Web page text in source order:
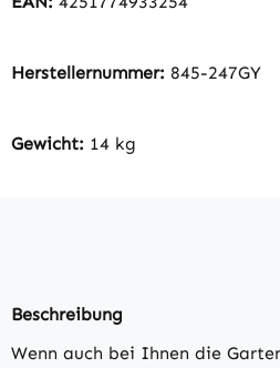
Herstellernummer: 845-247GY
Gewicht: 14 kg
Beschreibung
Wenn auch bei Ihnen die